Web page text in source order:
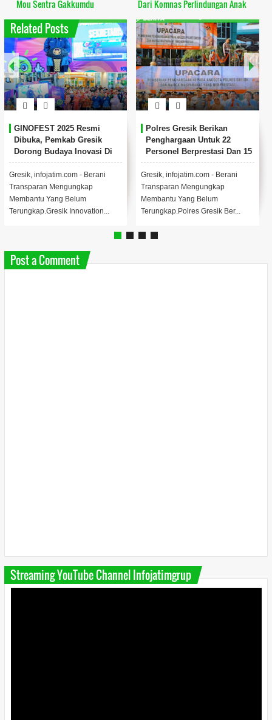
Mou Sentra Gakkumdu
Dari Komnas Perlindungan Anak
Related Posts
2025 Resmi
Pemkab Gresik
Budaya Inovasi Di
Keterbatasan
infojatim.com - Berani
Mengungkap
Yang Belum
Innovation...
Polres Gresik Berikan
Penghargaan Untuk 22
Personel Berprestasi Dan 15
Tokoh Masyarakat
Gresik, infojatim.com - Berani
Transparan Mengungkap
Membantu Yang Belum
Terungkap.Polres Gresik Ber...
Post a Comment
Streaming YouTube Channel Infojatimgrup